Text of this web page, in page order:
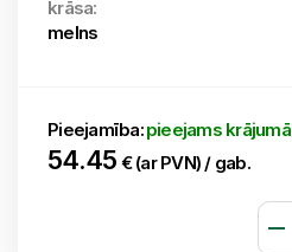
krāsa:
melns
Pieejamība:pieejams krājumā
54.45 € (ar PVN) / gab.